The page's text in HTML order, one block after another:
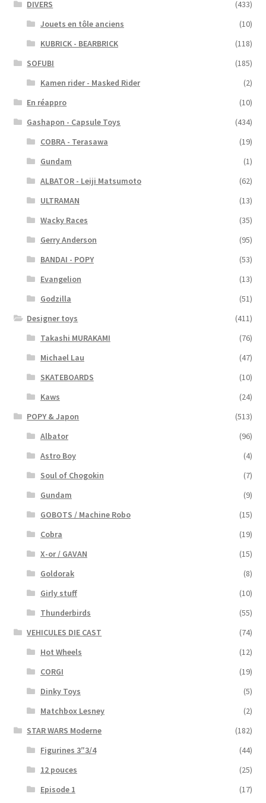
DIVERS
(433)
Jouets en tôle anciens
(10)
KUBRICK - BEARBRICK
(118)
SOFUBI
(185)
Kamen rider - Masked Rider
(2)
En réappro
(10)
Gashapon - Capsule Toys
(434)
COBRA - Terasawa
(19)
Gundam
(1)
ALBATOR - Leiji Matsumoto
(62)
ULTRAMAN
(13)
Wacky Races
(35)
Gerry Anderson
(95)
BANDAI - POPY
(53)
Evangelion
(13)
Godzilla
(51)
Designer toys
(411)
Takashi MURAKAMI
(76)
Michael Lau
(47)
SKATEBOARDS
(10)
Kaws
(24)
POPY & Japon
(513)
Albator
(96)
Astro Boy
(4)
Soul of Chogokin
(7)
Gundam
(9)
GOBOTS / Machine Robo
(15)
Cobra
(19)
X-or / GAVAN
(15)
Goldorak
(8)
Girly stuff
(10)
Thunderbirds
(55)
VEHICULES DIE CAST
(74)
Hot Wheels
(12)
CORGI
(19)
Dinky Toys
(5)
Matchbox Lesney
(2)
STAR WARS Moderne
(182)
Figurines 3″3/4
(44)
12 pouces
(25)
Episode 1
(17)